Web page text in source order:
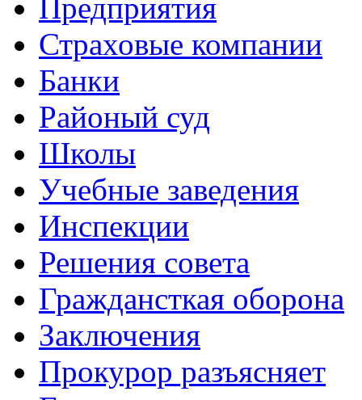
Предприятия
Страховые компании
Банки
Районый суд
Школы
Учебные заведения
Инспекции
Решения совета
Граждансткая оборона
Заключения
Прокурор разъясняет